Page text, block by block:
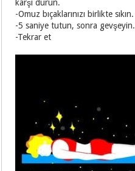
karşı durun.
-Omuz bıçaklarınızı birlikte sıkın.
-5 saniye tutun, sonra gevşeyin.
-Tekrar et